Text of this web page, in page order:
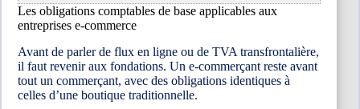
Les obligations comptables de base applicables aux
entreprises e-commerce
Avant de parler de flux en ligne ou de TVA transfrontalière,
il faut revenir aux fondations. Un e-commerçant reste avant
tout un commerçant, avec des obligations identiques à
celles d’une boutique traditionnelle.